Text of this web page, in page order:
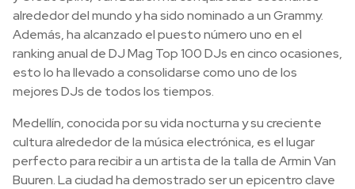
alrededor del mundo y ha sido nominado a un Grammy.
Además, ha alcanzado el puesto número uno en el
ranking anual de DJ Mag Top 100 DJs en cinco ocasiones,
esto lo ha llevado a consolidarse como uno de los
mejores DJs de todos los tiempos.
Medellín, conocida por su vida nocturna y su creciente
cultura alrededor de la música electrónica, es el lugar
perfecto para recibir a un artista de la talla de Armin Van
Buuren. La ciudad ha demostrado ser un epicentro clave